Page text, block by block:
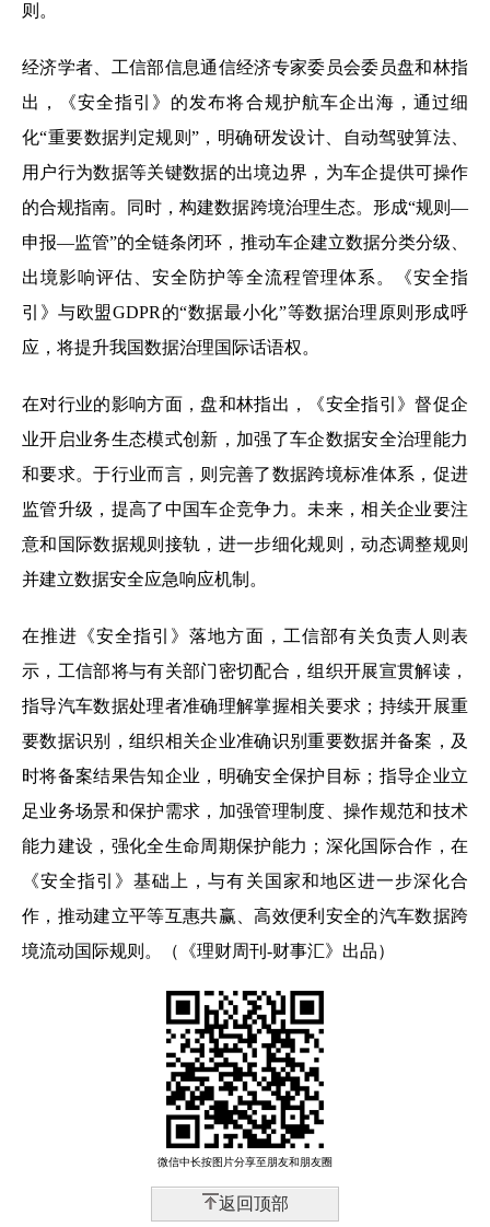
则。
经济学者、工信部信息通信经济专家委员会委员盘和林指
出，《安全指引》的发布将合规护航车企出海，通过细
化“重要数据判定规则”，明确研发设计、自动驾驶算法、
用户行为数据等关键数据的出境边界，为车企提供可操作
的合规指南。同时，构建数据跨境治理生态。形成“规则—
申报—监管”的全链条闭环，推动车企建立数据分类分级、
出境影响评估、安全防护等全流程管理体系。《安全指
引》与欧盟GDPR的“数据最小化”等数据治理原则形成呼
应，将提升我国数据治理国际话语权。
在对行业的影响方面，盘和林指出，《安全指引》督促企
业开启业务生态模式创新，加强了车企数据安全治理能力
和要求。于行业而言，则完善了数据跨境标准体系，促进
监管升级，提高了中国车企竞争力。未来，相关企业要注
意和国际数据规则接轨，进一步细化规则，动态调整规则
并建立数据安全应急响应机制。
在推进《安全指引》落地方面，工信部有关负责人则表
示，工信部将与有关部门密切配合，组织开展宣贯解读，
指导汽车数据处理者准确理解掌握相关要求；持续开展重
要数据识别，组织相关企业准确识别重要数据并备案，及
时将备案结果告知企业，明确安全保护目标；指导企业立
足业务场景和保护需求，加强管理制度、操作规范和技术
能力建设，强化全生命周期保护能力；深化国际合作，在
《安全指引》基础上，与有关国家和地区进一步深化合
作，推动建立平等互惠共赢、高效便利安全的汽车数据跨
境流动国际规则。（《理财周刊-财事汇》出品）
微信中长按图片分享至朋友和朋友圈
返回顶部